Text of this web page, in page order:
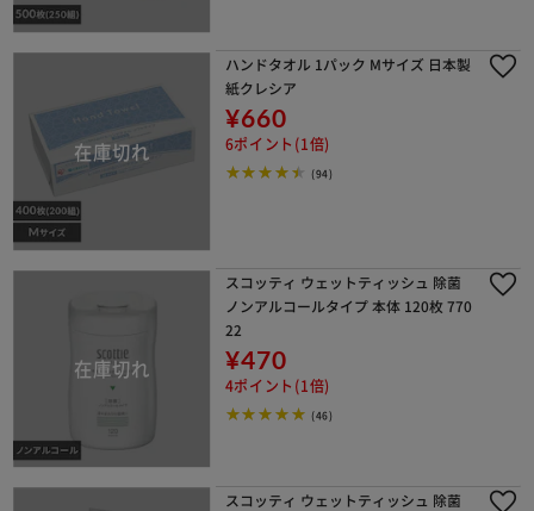
ハンドタオル 1パック Mサイズ 日本製
紙クレシア
¥660
6ポイント(1倍)
(94)
スコッティ ウェットティッシュ 除菌
ノンアルコールタイプ 本体 120枚 770
22
¥470
4ポイント(1倍)
(46)
スコッティ ウェットティッシュ 除菌